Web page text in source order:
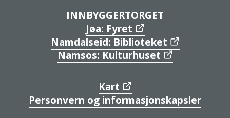
INNBYGGERTORGET
Jøa: Fyret
Namdalseid: Biblioteket
Namsos: Kulturhuset
Kart
Personvern og informasjonskapsler